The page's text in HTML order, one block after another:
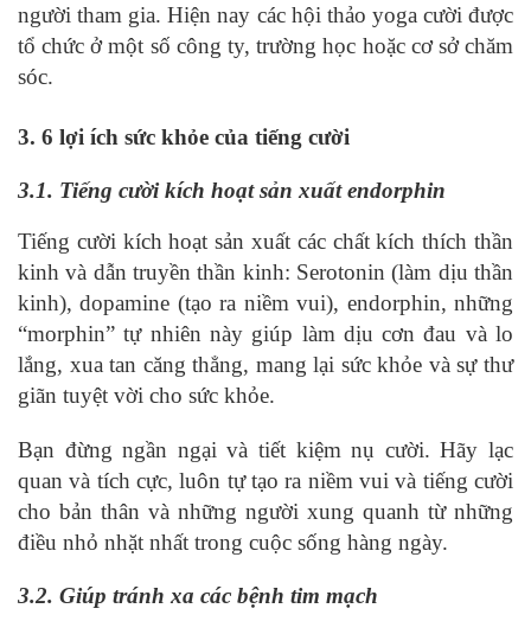
người tham gia. Hiện nay các hội thảo yoga cười được
tổ chức ở một số công ty, trường học hoặc cơ sở chăm
sóc.
3. 6 lợi ích sức khỏe của tiếng cười
3.1. Tiếng cười kích hoạt sản xuất endorphin
Tiếng cười kích hoạt sản xuất các chất kích thích thần
kinh và dẫn truyền thần kinh: Serotonin (làm dịu thần
kinh), dopamine (tạo ra niềm vui), endorphin, những
“morphin” tự nhiên này giúp làm dịu cơn đau và lo
lắng, xua tan căng thẳng, mang lại sức khỏe và sự thư
giãn tuyệt vời cho sức khỏe.
Bạn đừng ngần ngại và tiết kiệm nụ cười. Hãy lạc
quan và tích cực, luôn tự tạo ra niềm vui và tiếng cười
cho bản thân và những người xung quanh từ những
điều nhỏ nhặt nhất trong cuộc sống hàng ngày.
3.2. Giúp tránh xa các bệnh tim mạch